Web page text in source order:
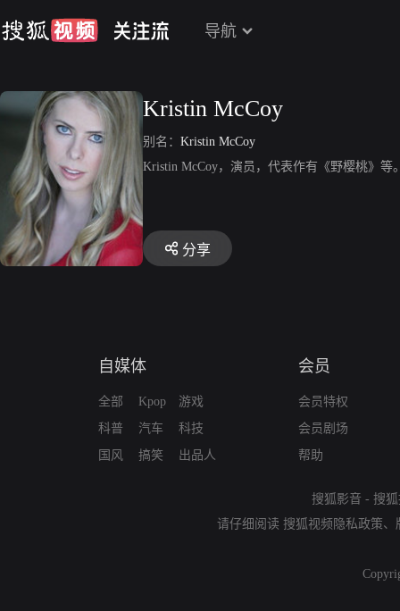
导航
Kristin McCoy
别名： Kristin McCoy
Kristin McCoy，演员，代表作有《野樱桃》等
分享
自媒体
全部
科普
国风
Kpop
汽车
搞笑
游戏
科技
出品人
会员
会员特权
会员剧场
帮助
搜狐影音 - 搜
请仔细阅读 搜狐视频隐私政策、